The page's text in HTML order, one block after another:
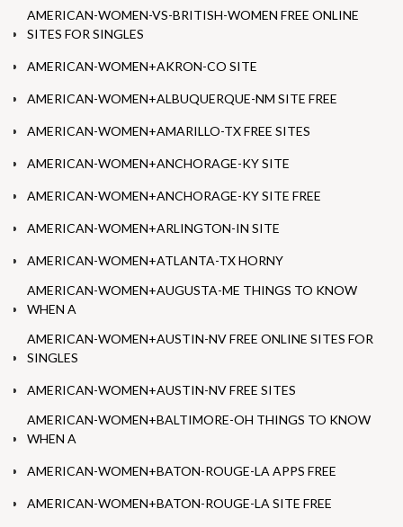
AMERICAN-WOMEN-VS-BRITISH-WOMEN FREE ONLINE
SITES FOR SINGLES
AMERICAN-WOMEN+AKRON-CO SITE
AMERICAN-WOMEN+ALBUQUERQUE-NM SITE FREE
AMERICAN-WOMEN+AMARILLO-TX FREE SITES
AMERICAN-WOMEN+ANCHORAGE-KY SITE
AMERICAN-WOMEN+ANCHORAGE-KY SITE FREE
AMERICAN-WOMEN+ARLINGTON-IN SITE
AMERICAN-WOMEN+ATLANTA-TX HORNY
AMERICAN-WOMEN+AUGUSTA-ME THINGS TO KNOW
WHEN A
AMERICAN-WOMEN+AUSTIN-NV FREE ONLINE SITES FOR
SINGLES
AMERICAN-WOMEN+AUSTIN-NV FREE SITES
AMERICAN-WOMEN+BALTIMORE-OH THINGS TO KNOW
WHEN A
AMERICAN-WOMEN+BATON-ROUGE-LA APPS FREE
AMERICAN-WOMEN+BATON-ROUGE-LA SITE FREE